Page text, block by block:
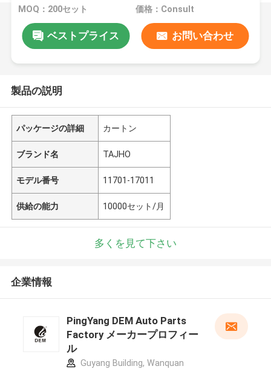
MOQ：200セット 価格：Consult
ベストプライス お問い合わせ
製品の説明
パッケージの詳細 カートン
ブランド名 TAJHO
モデル番号 11701-17011
供給の能力 10000セット/月
多くを見て下さい
企業情報
PingYang DEM Auto Parts
Factory メーカープロフィー
ル
Guyang Building, Wanquan